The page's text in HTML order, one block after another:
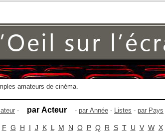
amateurs de cinéma.
- par Acteur - par Année - Listes - par Pays
F G H I J K L M N O P Q R S T U V W X